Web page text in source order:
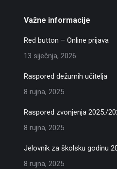
Važne informacije
Red button – Online prijava
13 siječnja, 2026
Raspored dežurnih učitelja
8 rujna, 2025
Raspored zvonjenja 2025./
8 rujna, 2025
Jelovnik za školsku godinu
8 rujna, 2025